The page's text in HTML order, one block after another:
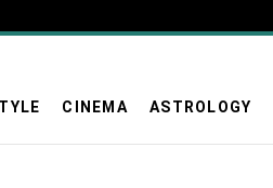
CINEMA ASTROLOGY